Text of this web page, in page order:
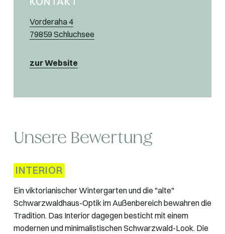
Vorderaha 4
79859 Schluchsee
zur Website
Unsere Bewertung
INTERIOR
Ein viktorianischer Wintergarten und die "alte"
Schwarzwaldhaus-Optik im Außenbereich bewahren die
Tradition. Das Interior dagegen besticht mit einem
modernen und minimalistischen Schwarzwald-Look. Die